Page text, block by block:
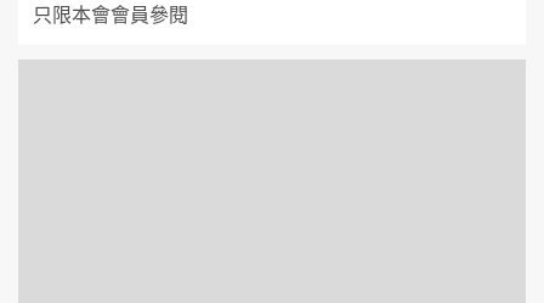
只限本會會員參閱